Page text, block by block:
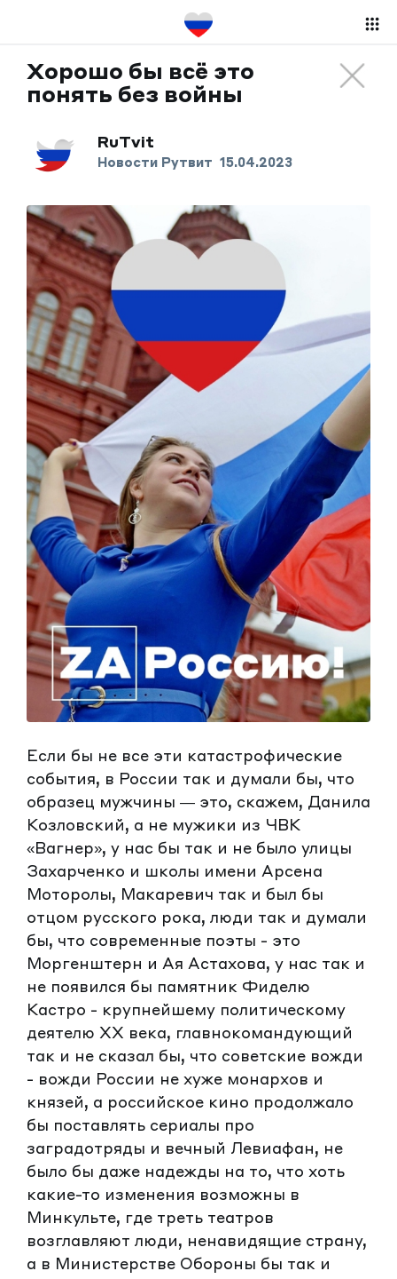
Хорошо бы всё это
понять без войны
RuTvit
Новости Рутвит 15.04.2023
Если бы не все эти катастрофические
события, в России так и думали бы, что
образец мужчины — это, скажем, Данила
Козловский, а не мужики из ЧВК
«Вагнер», у нас бы так и не было улицы
Захарченко и школы имени Арсена
Моторолы, Макаревич так и был бы
отцом русского рока, люди так и думали
бы, что современные поэты - это
Моргенштерн и Ая Астахова, у нас так и
не появился бы памятник Фиделю
Кастро - крупнейшему политическому
деятелю XX века, главнокомандующий
так и не сказал бы, что советские вожди
- вожди России не хуже монархов и
князей, а российское кино продолжало
бы поставлять сериалы про
заградотряды и вечный Левиафан, не
было бы даже надежды на то, что хоть
какие-то изменения возможны в
Минкульте, где треть театров
возглавляют люди, ненавидящие страну,
а в Министерстве Обороны бы так и